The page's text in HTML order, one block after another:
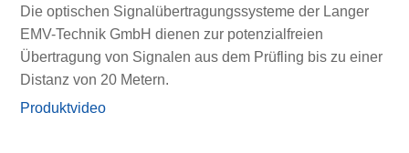
Die optischen Signalübertragungssysteme der Langer
EMV-Technik GmbH dienen zur potenzialfreien
Übertragung von Signalen aus dem Prüfling bis zu einer
Distanz von 20 Metern.
Produktvideo